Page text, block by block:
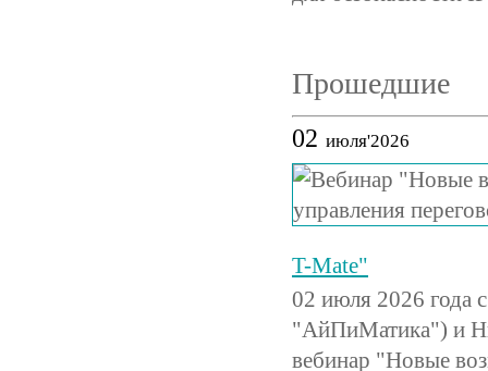
Прошедшие
02 июля'2026
T-Mate"
02 июля 2026
"АйПиМатика") и
вебинар "Новые